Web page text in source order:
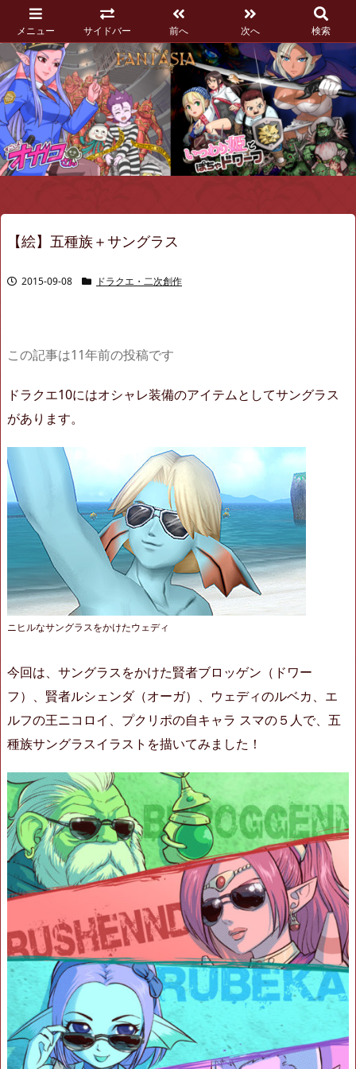
メニュー サイドバー 前へ 次へ 検索
【絵】五種族＋サングラス
2015-09-08 ドラクエ・二次創作
この記事は11年前の投稿です
ドラクエ10にはオシャレ装備のアイテムとしてサングラス
があります。
ニヒルなサングラスをかけたウェディ
今回は、サングラスをかけた賢者ブロッゲン（ドワー
フ）、賢者ルシェンダ（オーガ）、ウェディのルベカ、エ
ルフの王ニコロイ、プクリポの自キャラ スマの５人で、五
種族サングラスイラストを描いてみました！